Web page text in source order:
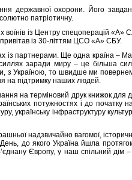
державної охорони. Його
патріотичну.
із Центру спецоперацій «А»
із 30-літтям ЦСО «А» СБУ.
із партнерами. Ще одна країна –
заради миру – це більша
з Україною, то швидше ми
на підтримку наших людей.
на терміновий друк книжок для
потужностях і до початку
українську інфраструктуру
надзвичайно вагомої,
до якого Україна йшла
Європу, у наш спільний дім